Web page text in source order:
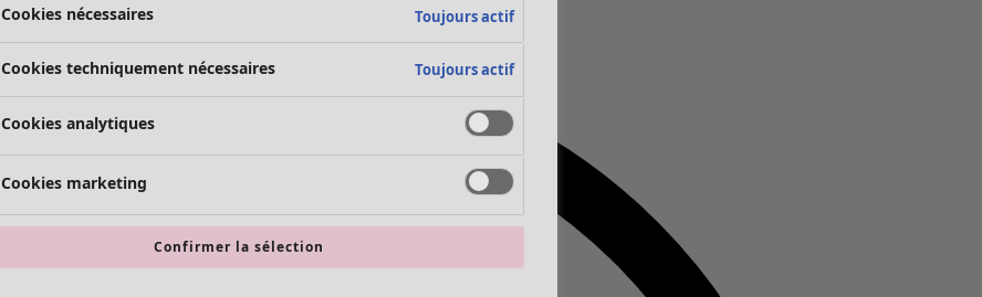
Cookies nécessaires Toujours actif
Cookies techniquement nécessaires Toujours actif
Cookies analytiques
Cookies marketing
Confirmer la sélection